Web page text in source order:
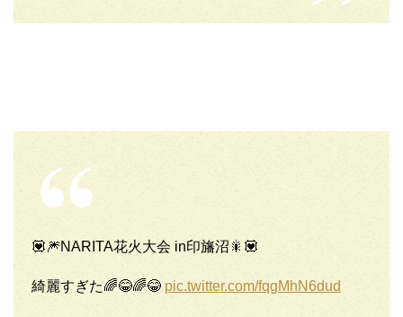
💟🎆NARITA花火大会 in印旛沼🎇💟
綺麗すぎた🌈😂🌈😂 pic.twitter.com/fqgMhN6dud